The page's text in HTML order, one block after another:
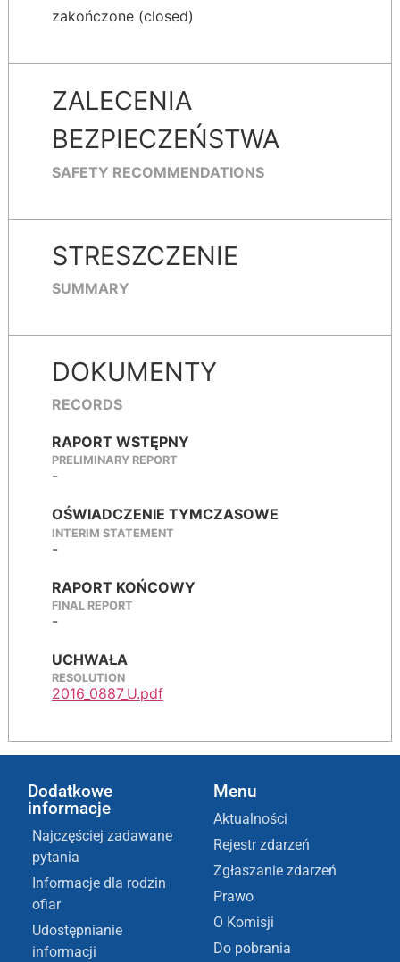
zakończone (closed)
ZALECENIA
BEZPIECZEŃSTWA
SAFETY RECOMMENDATIONS
STRESZCZENIE
SUMMARY
DOKUMENTY
RECORDS
RAPORT WSTĘPNY
PRELIMINARY REPORT
-
OŚWIADCZENIE TYMCZASOWE
INTERIM STATEMENT
-
RAPORT KOŃCOWY
FINAL REPORT
-
UCHWAŁA
RESOLUTION
2016_0887_U.pdf
Dodatkowe
informacje
Najczęściej zadawane
pytania
Informacje dla rodzin
ofiar
Udostępnianie
informacji
Menu
Aktualności
Rejestr zdarzeń
Zgłaszanie zdarzeń
Prawo
O Komisji
Do pobrania